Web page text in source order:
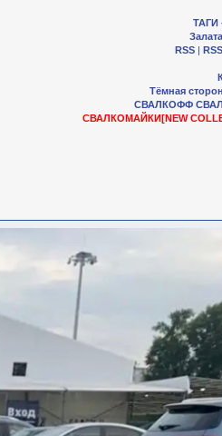
ТАГИ
RSS |
Тёмная
СВАЛКОФФ
СВАЛКОМАЙКИ[NEW